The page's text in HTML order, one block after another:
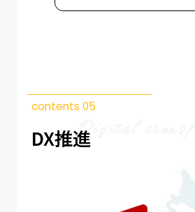
contents 05
DX推進